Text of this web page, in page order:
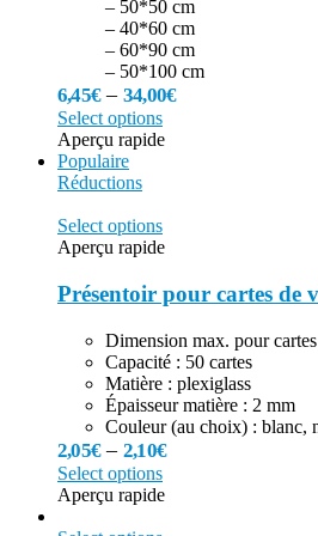
– 50*50 cm
– 40*60 cm
– 60*90 cm
– 50*100 cm
6,45€–34,00€
Select options
Aperçu rapide
Populaire
Réductions
Select options
Aperçu rapide
Présentoir pour cartes de
Dimension max. pour
Capacité : 50 cartes
Matière : plexiglass
Épaisseur matière : 2 mm
Couleur (au choix) : blanc,
2,05€–2,10€
Select options
Aperçu rapide